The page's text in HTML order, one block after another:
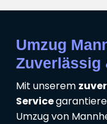
Umzug
Zuverlässig
Mit unserem
Service
Umzug von